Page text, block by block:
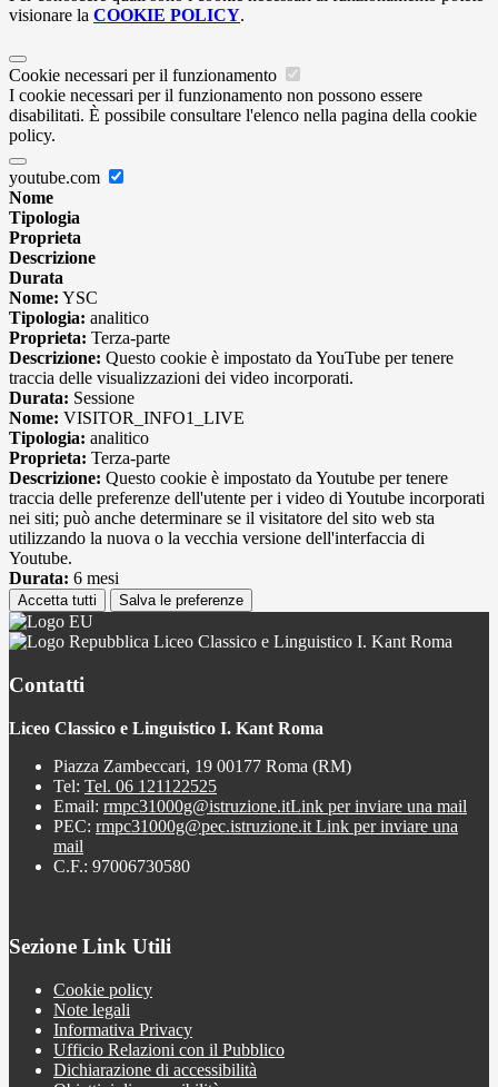
visionare la COOKIE POLICY.
Cookie necessari per il funzionamento
I cookie necessari per il funzionamento non possono essere
disabilitati. È possibile consultare l'elenco nella pagina della cookie
policy.
youtube.com
Nome
Tipologia
Proprieta
Descrizione
Durata
Nome: YSC
Tipologia: analitico
Proprieta: Terza-parte
Descrizione: Questo cookie è impostato da YouTube per tenere
traccia delle visualizzazioni dei video incorporati.
Durata: Sessione
Nome: VISITOR_INFO1_LIVE
Tipologia: analitico
Proprieta: Terza-parte
Descrizione: Questo cookie è impostato da Youtube per tenere
traccia delle preferenze dell'utente per i video di Youtube incorporati
nei siti; può anche determinare se il visitatore del sito web sta
utilizzando la nuova o la vecchia versione dell'interfaccia di
Youtube.
Durata: 6 mesi
Accetta tutti Salva le preferenze
Liceo Classico e Linguistico I. Kant Roma
Contatti
Liceo Classico e Linguistico I. Kant Roma
Piazza Zambeccari, 19 00177 Roma (RM)
Tel: Tel. 06 121122525
Email: rmpc31000g@istruzione.itLink per inviare una mail
PEC: rmpc31000g@pec.istruzione.it Link per inviare una
mail
C.F.: 97006730580
Sezione Link Utili
Cookie policy
Note legali
Informativa Privacy
Ufficio Relazioni con il Pubblico
Dichiarazione di accessibilità